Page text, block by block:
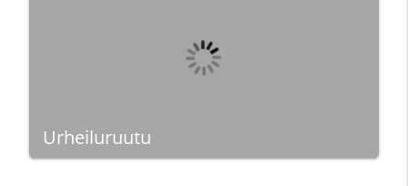
Urheiluruutu